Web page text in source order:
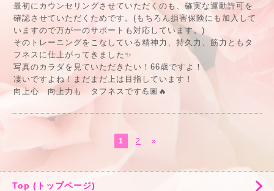
最初にカウンセリングさせていただくのも、確実な運動許可を
確認させていただくためです。(もちろん損害保険にも加入して
いますので万が一のサポートも対応しています。)
そのトレーニングをこなしている精神力、持久力、筋力ともタ
フネスに仕上がってきました✨
写真のカラダを見ていただきたい！66歳ですよ！
凄いですよね！まだまだ上は目指しています！
向上心 向上力も タフネスです💪🏽🔥
1 2 »
Top (トップページ)